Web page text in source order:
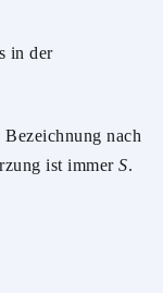
in der
nach
ist immer S.